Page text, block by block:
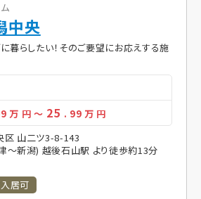
中央
暮らしたい！そのご要望にお応えする施
万 円 ～ 25 . 99 万 円
区 山二ツ3-8-143
～新潟) 越後石山駅 より徒歩約13分
居可